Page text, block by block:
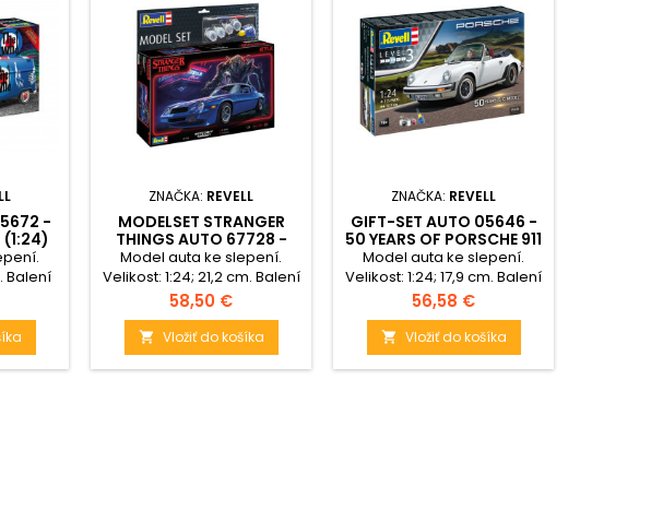
-
(1:24)
Balení
ke
a 6
ZNAČKA: REVELL
MODELSET STRANGER
THINGS AUTO 67728 -
CHEVY CAMARO Z/28
(1:24)
Model auta ke slepení.
Velikost: 1:24; 21,2 cm. Balení
obsahuje: 91 dílků ke
slepení, lepidlo, štětec a
barvičky.
Cena
58,50 €
 Vložiť do košíka
ZNAČKA: REVELL
GIFT-SET AUTO 05646 -
50 YEARS OF PORSCHE 911
G-MODEL (1:24)
Model auta ke slepení.
Velikost: 1:24; 17,9 cm. Balení
obsahuje: 115 dílků ke
slepení, lepidlo a barvičky.
Cena
56,58 €
 Vložiť do košíka